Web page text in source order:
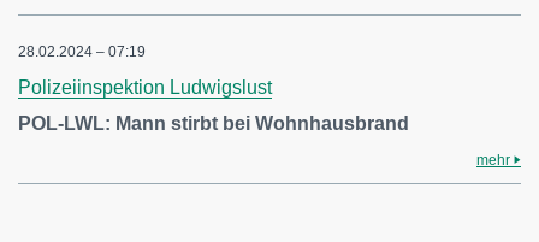
28.02.2024 – 07:19
Polizeiinspektion Ludwigslust
POL-LWL: Mann stirbt bei Wohnhausbrand
mehr